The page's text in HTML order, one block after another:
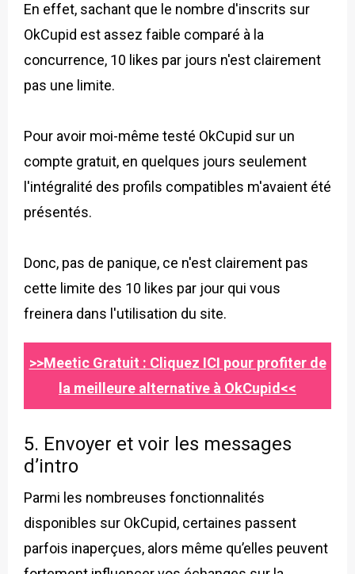
En effet, sachant que le nombre d'inscrits sur
OkCupid est assez faible comparé à la
concurrence, 10 likes par jours n'est clairement
pas une limite.
Pour avoir moi-même testé OkCupid sur un
compte gratuit, en quelques jours seulement
l'intégralité des profils compatibles m'avaient été
présentés.
Donc, pas de panique, ce n'est clairement pas
cette limite des 10 likes par jour qui vous
freinera dans l'utilisation du site.
>>Meetic Gratuit : Cliquez ICI pour profiter de
la meilleure alternative à OkCupid<<
5. Envoyer et voir les messages
d’intro
Parmi les nombreuses fonctionnalités
disponibles sur OkCupid, certaines passent
parfois inaperçues, alors même qu’elles peuvent